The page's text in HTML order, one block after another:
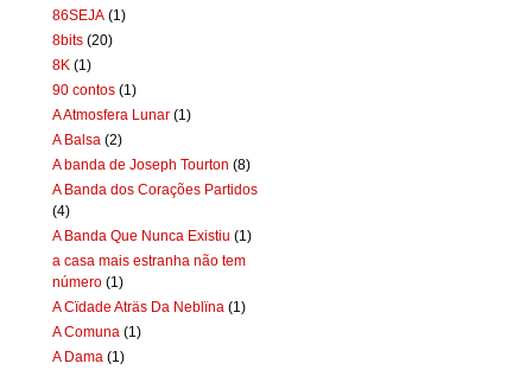
86SEJA (1)
8bits (20)
8K (1)
90 contos (1)
A Atmosfera Lunar (1)
A Balsa (2)
A banda de Joseph Tourton (8)
A Banda dos Corações Partidos
(4)
A Banda Que Nunca Existiu (1)
a casa mais estranha não tem
número (1)
A Cïdade Aträs Da Neblïna (1)
A Comuna (1)
A Dama (1)